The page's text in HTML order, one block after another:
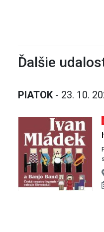
Ďalšie
PIATOK - 23. 10.